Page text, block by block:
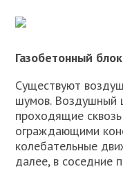
Газобетонный блок
Существуют
шумов. Воздушный
проходящие
ограждающими
колебательные
далее, в соседние